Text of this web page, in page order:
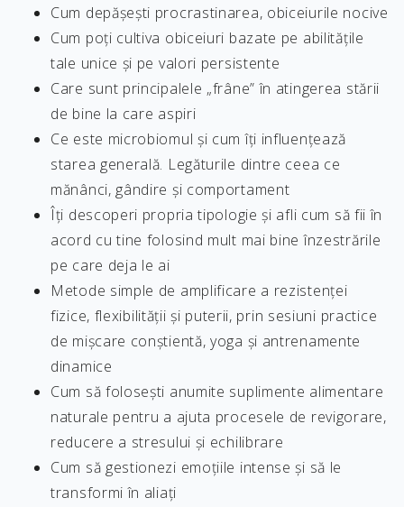
Cum depășești procrastinarea, obiceiurile nocive
Cum poți cultiva obiceiuri bazate pe abilitățile
tale unice și pe valori persistente
Care sunt principalele „frâne” în atingerea stării
de bine la care aspiri
Ce este microbiomul și cum îți influențează
starea generală. Legăturile dintre ceea ce
mănânci, gândire și comportament
Îți descoperi propria tipologie și afli cum să fii în
acord cu tine folosind mult mai bine înzestrările
pe care deja le ai
Metode simple de amplificare a rezistenței
fizice, flexibilității și puterii, prin sesiuni practice
de mișcare conștientă, yoga și antrenamente
dinamice
Cum să folosești anumite suplimente alimentare
naturale pentru a ajuta procesele de revigorare,
reducere a stresului și echilibrare
Cum să gestionezi emoțiile intense și să le
transformi în aliați